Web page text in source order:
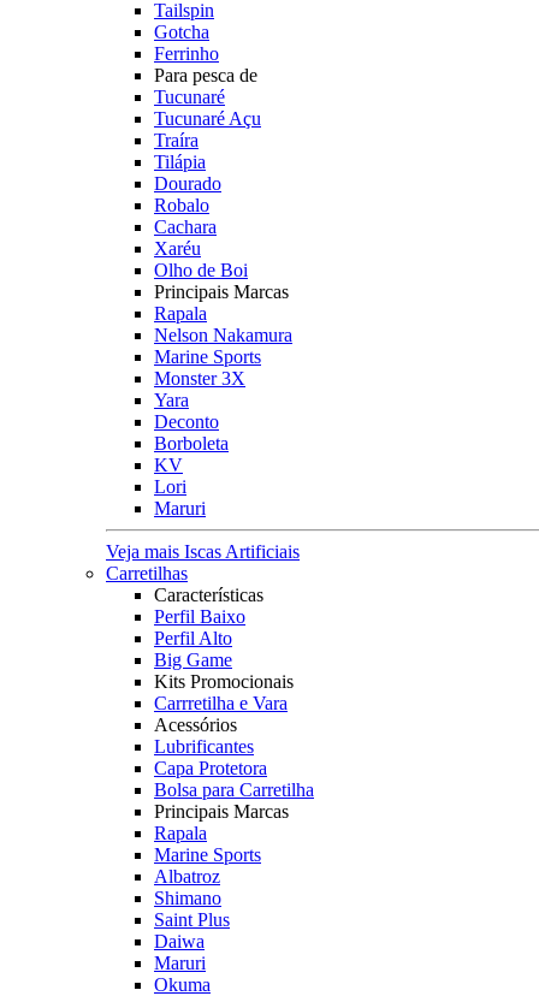
Tailspin
Gotcha
Ferrinho
Para pesca de
Tucunaré
Tucunaré Açu
Traíra
Tilápia
Dourado
Robalo
Cachara
Xaréu
Olho de Boi
Principais Marcas
Rapala
Nelson Nakamura
Marine Sports
Monster 3X
Yara
Deconto
Borboleta
KV
Lori
Maruri
Veja mais Iscas Artificiais
Carretilhas
Características
Perfil Baixo
Perfil Alto
Big Game
Kits Promocionais
Carrretilha e Vara
Acessórios
Lubrificantes
Capa Protetora
Bolsa para Carretilha
Principais Marcas
Rapala
Marine Sports
Albatroz
Shimano
Saint Plus
Daiwa
Maruri
Okuma